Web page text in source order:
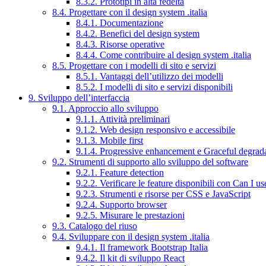
8.4. Progettare con il design system .italia
8.4.1. Documentazione
8.4.2. Benefici del design system
8.4.3. Risorse operative
8.4.4. Come contribuire al design system .italia
8.5. Progettare con i modelli di sito e servizi
8.5.1. Vantaggi dell’utilizzo dei modelli
8.5.2. I modelli di sito e servizi disponibili
9. Sviluppo dell’interfaccia
9.1. Approccio allo sviluppo
9.1.1. Attività preliminari
9.1.2. Web design responsivo e accessibile
9.1.3. Mobile first
9.1.4. Progressive enhancement e Graceful
9.2. Strumenti di supporto allo sviluppo del software
9.2.1. Feature detection
9.2.2. Verificare le feature disponibili con Can I
9.2.3. Strumenti e risorse per CSS e JavaScript
9.2.4. Supporto browser
9.2.5. Misurare le prestazioni
9.3. Catalogo del riuso
9.4. Sviluppare con il design system .italia
9.4.1. Il framework Bootstrap Italia
9.4.2. Il kit di sviluppo React